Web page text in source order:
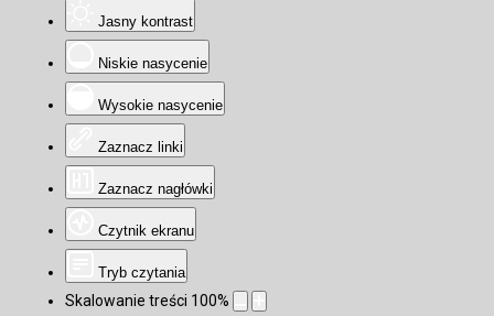
Jasny kontrast
Niskie nasycenie
Wysokie nasycenie
Zaznacz linki
Zaznacz nagłówki
Czytnik ekranu
Tryb czytania
Skalowanie treści 100%